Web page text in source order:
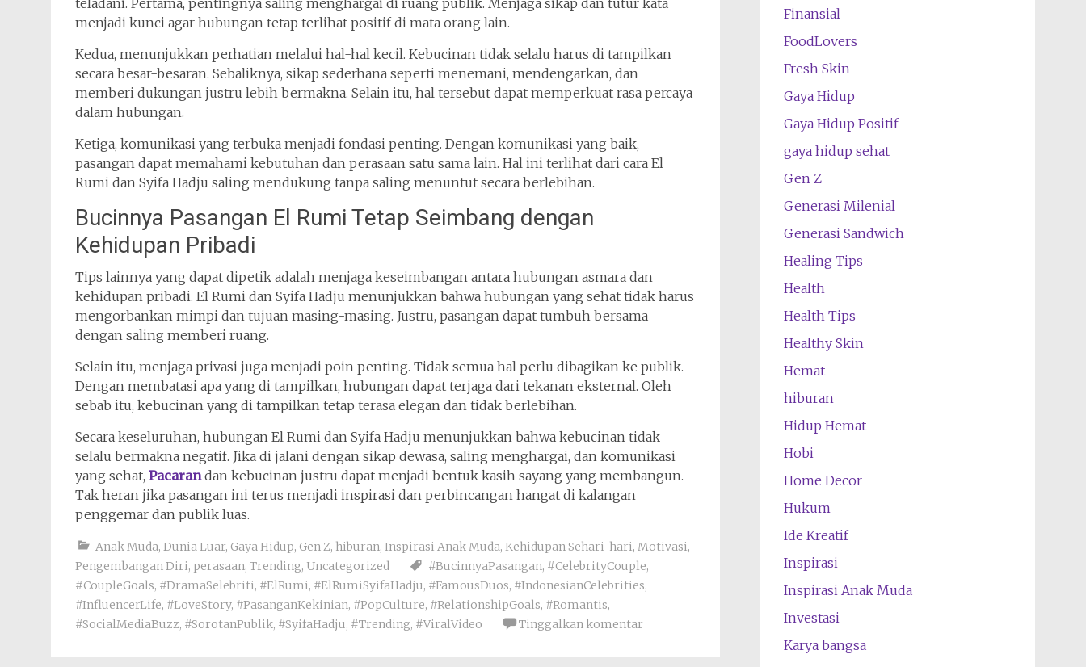
menjadi kunci agar hubungan tetap terlihat positif di mata orang lain.
Kedua, menunjukkan perhatian melalui hal-hal kecil. Kebucinan tidak selalu harus di tampilkan
secara besar-besaran. Sebaliknya, sikap sederhana seperti menemani, mendengarkan, dan
memberi dukungan justru lebih bermakna. Selain itu, hal tersebut dapat memperkuat rasa percaya
dalam hubungan.
Ketiga, komunikasi yang terbuka menjadi fondasi penting. Dengan komunikasi yang baik,
pasangan dapat memahami kebutuhan dan perasaan satu sama lain. Hal ini terlihat dari cara El
Rumi dan Syifa Hadju saling mendukung tanpa saling menuntut secara berlebihan.
Bucinnya Pasangan El Rumi Tetap Seimbang dengan
Kehidupan Pribadi
Tips lainnya yang dapat dipetik adalah menjaga keseimbangan antara hubungan asmara dan
kehidupan pribadi. El Rumi dan Syifa Hadju menunjukkan bahwa hubungan yang sehat tidak harus
mengorbankan mimpi dan tujuan masing-masing. Justru, pasangan dapat tumbuh bersama
dengan saling memberi ruang.
Selain itu, menjaga privasi juga menjadi poin penting. Tidak semua hal perlu dibagikan ke publik.
Dengan membatasi apa yang di tampilkan, hubungan dapat terjaga dari tekanan eksternal. Oleh
sebab itu, kebucinan yang di tampilkan tetap terasa elegan dan tidak berlebihan.
Secara keseluruhan, hubungan El Rumi dan Syifa Hadju menunjukkan bahwa kebucinan tidak
selalu bermakna negatif. Jika di jalani dengan sikap dewasa, saling menghargai, dan komunikasi
yang sehat, Pacarandan kebucinan justru dapat menjadi bentuk kasih sayang yang membangun.
Tak heran jika pasangan ini terus menjadi inspirasi dan perbincangan hangat di kalangan
penggemar dan publik luas.
Anak Muda, Dunia Luar, Gaya Hidup, Gen Z, hiburan, Inspirasi Anak Muda, Kehidupan Sehari-hari, Motivasi,
Pengembangan Diri, perasaan, Trending, Uncategorized #BucinnyaPasangan, #CelebrityCouple,
#CoupleGoals, #DramaSelebriti, #ElRumi, #ElRumiSyifaHadju, #FamousDuos, #IndonesianCelebrities,
#InfluencerLife, #LoveStory, #PasanganKekinian, #PopCulture, #RelationshipGoals, #Romantis,
#SocialMediaBuzz, #SorotanPublik, #SyifaHadju, #Trending, #ViralVideo Tinggalkan komentar
Finansial
FoodLovers
Fresh Skin
Gaya Hidup
Gaya Hidup Positif
gaya hidup sehat
Gen Z
Generasi Milenial
Generasi Sandwich
Healing Tips
Health
Health Tips
Healthy Skin
Hemat
hiburan
Hidup Hemat
Hobi
Home Decor
Hukum
Ide Kreatif
Inspirasi
Inspirasi Anak Muda
Investasi
Karya bangsa